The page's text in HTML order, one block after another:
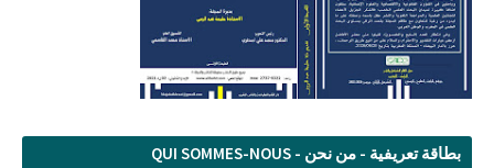
بطاقة تعريفية - من نحن - QUI SOMMES-NOUS